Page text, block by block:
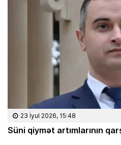
23 İyul 2026, 15:48
Süni qiymət artımlarının